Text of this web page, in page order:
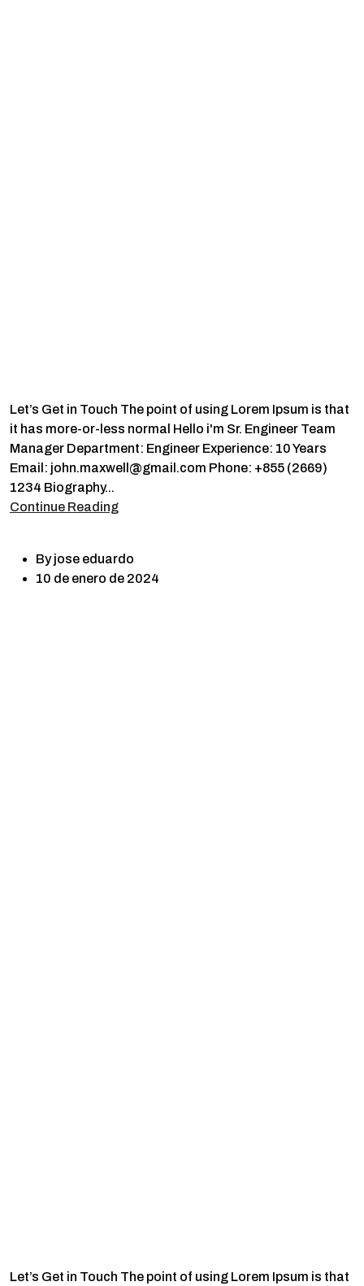
Let’s Get in Touch The point of using Lorem Ipsum is that
it has more-or-less normal Hello i'm Sr. Engineer Team
Manager Department: Engineer Experience: 10 Years
Email: john.maxwell@gmail.com Phone: +855 (2669)
1234 Biography...
Continue Reading
Byjose eduardo
10 de enero de 2024
Let’s Get in Touch The point of using Lorem Ipsum is that